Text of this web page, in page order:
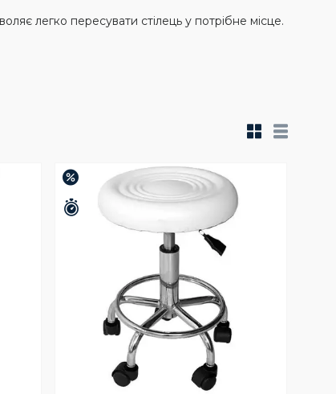
легко пересувати стілець у потрібне місце.
Залишилось 25 днів